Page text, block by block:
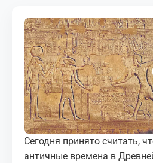
ДОКУМЕНТЫ
ПЕРСОНАЛИИ
МЕДИА
КОРТЫ
Сегодня принято считать,
античные времена в